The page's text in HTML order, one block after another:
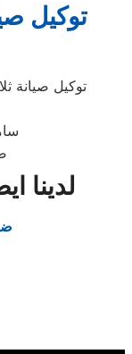
توكيل
توكيل صيانة
لدينا